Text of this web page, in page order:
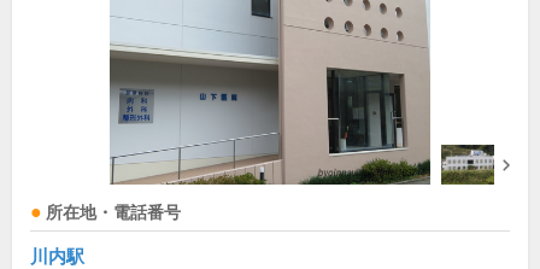
所在地・電話番号
川内駅